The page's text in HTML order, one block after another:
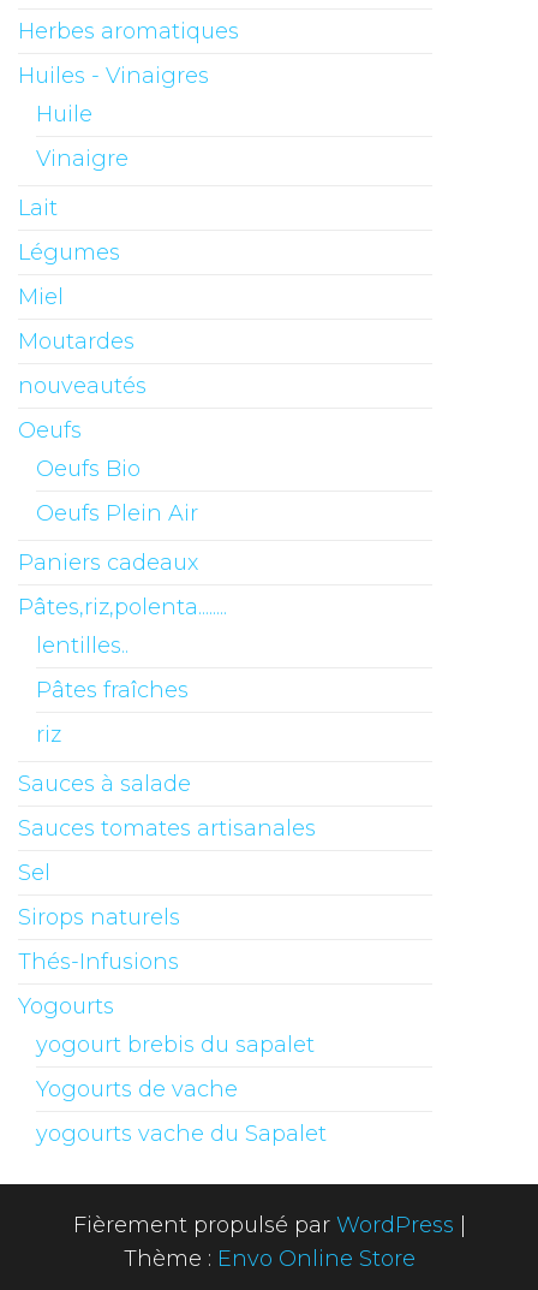
Herbes aromatiques
Huiles - Vinaigres
Huile
Vinaigre
Lait
Légumes
Miel
Moutardes
nouveautés
Oeufs
Oeufs Bio
Oeufs Plein Air
Paniers cadeaux
Pâtes,riz,polenta........
lentilles..
Pâtes fraîches
riz
Sauces à salade
Sauces tomates artisanales
Sel
Sirops naturels
Thés-Infusions
Yogourts
yogourt brebis du sapalet
Yogourts de vache
yogourts vache du Sapalet
Fièrement propulsé par WordPress
Thème : Envo Online Store